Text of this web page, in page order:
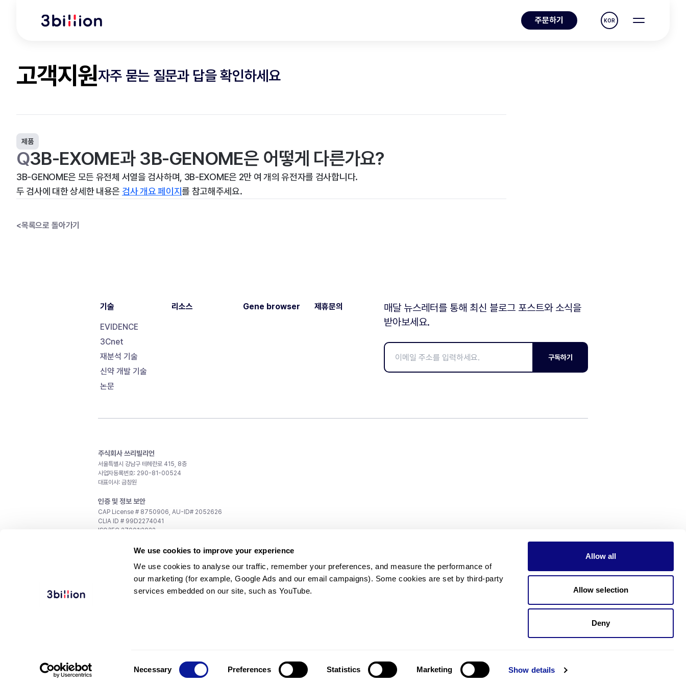
We use cookies to improve your experience
We use cookies to analyse our traffic, remember your preferences, and measure the performance of
our marketing (for example, Google Ads and our email campaigns). Some cookies are set by third-party
services embedded on our site, such as YouTube.
Necessary Preferences Statistics Marketing Show details
Allow all
Allow selection
Deny
주문하기 KOR
고객지원자주 묻는 질문과 답을 확인하세요
제품
Q3B-EXOME과 3B-GENOME은 어떻게 다른가요?
3B-GENOME은 모든 유전체 서열을 검사하며, 3B-EXOME은 2만 여 개의 유전자를 검사합니다.
두 검사에 대한 상세한 내용은 검사 개요 페이지를 참고해주세요.
<목록으로 돌아가기
기술
EVIDENCE
3Cnet
재분석 기술
신약 개발 기술
논문
리소스 Gene browser 제휴문의
매달 뉴스레터를 통해 최신 블로그 포스트와 소식을
받아보세요.
구독하기
주식회사 쓰리빌리언
서울특별시 강남구 테헤란로 415, 8층
사업자등록번호: 290-81-00524
대표이사: 금창원
인증 및 정보 보안
CAP License # 8750906, AU-ID# 2052626
CLIA ID # 99D2274041
ISO/IEC 27001:2022
recruiting@3billion.io
ir@3billion.io